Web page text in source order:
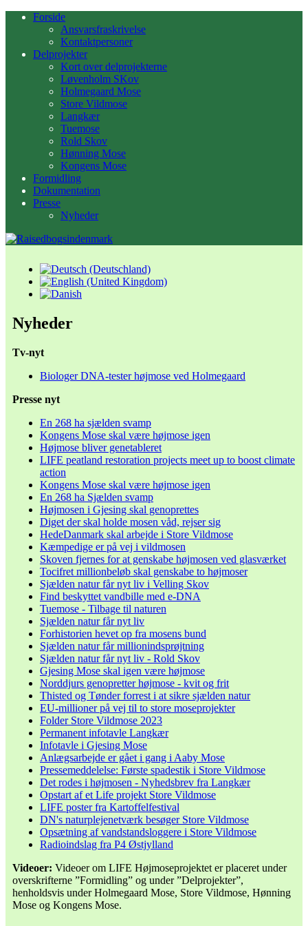
Forside
Ansvarsfraskrivelse
Kontaktpersoner
Delprojekter
Kort over delprojekterne
Løvenholm SKov
Holmegaard Mose
Store Vildmose
Langkær
Tuemose
Rold Skov
Hønning Mose
Kongens Mose
Formidling
Dokumentation
Presse
Nyheder
Nyheder
Tv-nyt
Biologer DNA-tester højmose ved Holmegaard
Presse nyt
En 268 ha sjælden svamp
Kongens Mose skal være højmose igen
Højmose bliver genetableret
LIFE peatland restoration projects meet up to boost climate
action
Kongens Mose skal være højmose igen
En 268 ha Sjælden svamp
Højmosen i Gjesing skal genoprettes
Diget der skal holde mosen våd, rejser sig
HedeDanmark skal arbejde i Store Vildmose
Kæmpedige er på vej i vildmosen
Skoven fjernes for at genskabe højmosen ved glasværket
Tocifret millionbeløb skal genskabe to højmoser
Sjælden natur får nyt liv i Velling Skov
Find beskyttet vandbille med e-DNA
Tuemose - Tilbage til naturen
Sjælden natur får nyt liv
Forhistorien hevet op fra mosens bund
Sjælden natur får millionindsprøjtning
Sjælden natur får nyt liv - Rold Skov
Gjesing Mose skal igen være højmose
Norddjurs genopretter højmose - kvit og frit
Thisted og Tønder forrest i at sikre sjælden natur
EU-millioner på vej til to store moseprojekter
Folder Store Vildmose 2023
Permanent infotavle Langkær
Infotavle i Gjesing Mose
Anlægsarbejde er gået i gang i Aaby Mose
Pressemeddelelse: Første spadestik i Store Vildmose
Det rodes i højmosen - Nyhedsbrev fra Langkær
Opstart af et Life projekt Store Vildmose
LIFE poster fra Kartoffelfestival
DN's naturplejenetværk besøger Store Vildmose
Opsætning af vandstandsloggere i Store Vildmose
Radioindslag fra P4 Østjylland
Videoer: Videoer om LIFE Højmoseprojektet er placeret under
overskrifterne ”Formidling” og under ”Delprojekter”,
henholdsvis under Holmegaard Mose, Store Vildmose, Hønning
Mose og Kongens Mose.